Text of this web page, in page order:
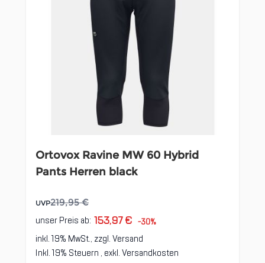
Ortovox Ravine MW 60 Hybrid
Pants Herren black
UVP219,95 €
unser Preis ab: 153,97 € -30%
inkl. 19% MwSt., zzgl.Versand
Inkl. 19% Steuern , exkl.Versandkosten